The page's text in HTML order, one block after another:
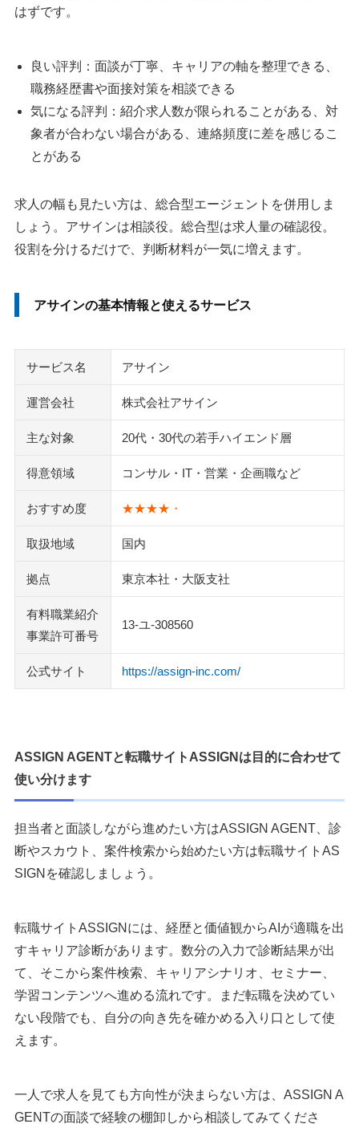
クライス＆カンパニー
JACリクルートメント
Izul（イズル）
執筆者・監修者のmotoについて
はずです。
良い評判：面談が丁寧、キャリアの軸を整理できる、
職務経歴書や面接対策を相談できる
気になる評判：紹介求人数が限られることがある、対
象者が合わない場合がある、連絡頻度に差を感じるこ
とがある
求人の幅も見たい方は、総合型エージェントを併用しま
しょう。アサインは相談役。総合型は求人量の確認役。
役割を分けるだけで、判断材料が一気に増えます。
アサインの基本情報と使えるサービス
サービス名 アサイン
運営会社 株式会社アサイン
主な対象 20代・30代の若手ハイエンド層
得意領域 コンサル・IT・営業・企画職など
おすすめ度 ★★★★・
取扱地域 国内
拠点 東京本社・大阪支社
有料職業紹介
事業許可番号
13-ユ-308560
公式サイト https://assign-inc.com/
ASSIGN AGENTと転職サイトASSIGNは目的に合わせて
使い分けます
担当者と面談しながら進めたい方はASSIGN AGENT、診
断やスカウト、案件検索から始めたい方は転職サイトAS
SIGNを確認しましょう。
転職サイトASSIGNには、経歴と価値観からAIが適職を出
すキャリア診断があります。数分の入力で診断結果が出
て、そこから案件検索、キャリアシナリオ、セミナー、
学習コンテンツへ進める流れです。まだ転職を決めてい
ない段階でも、自分の向き先を確かめる入り口として使
えます。
一人で求人を見ても方向性が決まらない方は、ASSIGN A
GENTの面談で経験の棚卸しから相談してみてくださ